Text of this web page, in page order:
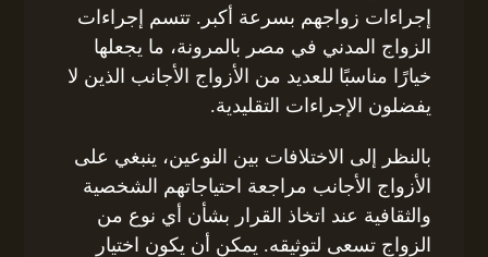
إجراءات زواجهم بسرعة أكبر. تتسم إجراءات
الزواج المدني في مصر بالمرونة، ما يجعلها
خيارًا مناسبًا للعديد من الأزواج الأجانب الذين لا
يفضلون الإجراءات التقليدية.
بالنظر إلى الاختلافات بين النوعين، ينبغي على
الأزواج الأجانب مراجعة احتياجاتهم الشخصية
والثقافية عند اتخاذ القرار بشأن أي نوع من
الزواج تسعى لتوثيقه. يمكن أن يكون اختيار